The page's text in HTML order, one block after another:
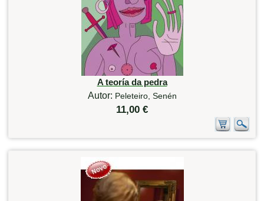
A teoría da pedra
Autor: Peleteiro, Senén
11,00 €